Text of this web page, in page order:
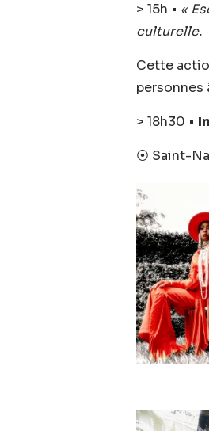
> 15h • «
culturelle.
Cette
personnes
> 18h30 •
⦿ Saint-